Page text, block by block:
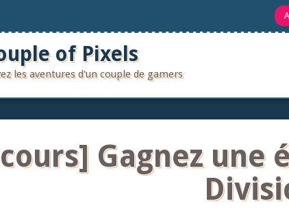
of Pixels
les aventures d'un couple de gamers
Gagnez une